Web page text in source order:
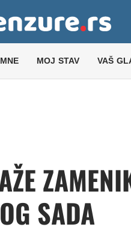
MOJ STAV VAŠ
SADA